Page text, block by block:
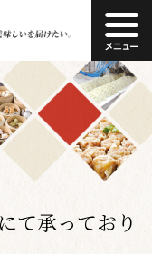
て承っており